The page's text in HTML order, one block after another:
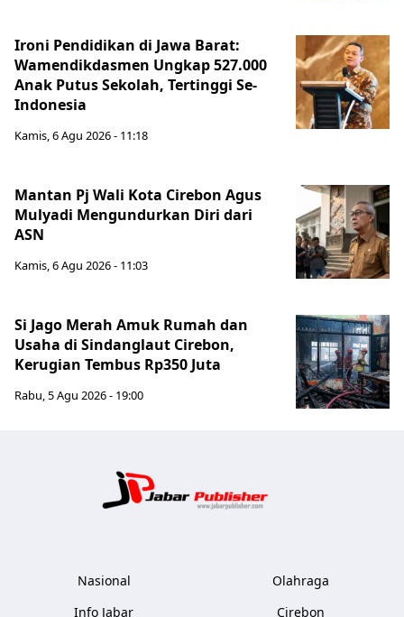
Ironi Pendidikan di Jawa Barat:
Wamendikdasmen Ungkap 527.000
Anak Putus Sekolah, Tertinggi Se-
Indonesia
Kamis, 6 Agu 2026 - 11:18
Mantan Pj Wali Kota Cirebon Agus
Mulyadi Mengundurkan Diri dari
ASN
Kamis, 6 Agu 2026 - 11:03
Si Jago Merah Amuk Rumah dan
Usaha di Sindanglaut Cirebon,
Kerugian Tembus Rp350 Juta
Rabu, 5 Agu 2026 - 19:00
Nasional
Info Jabar
Olahraga
Cirebon